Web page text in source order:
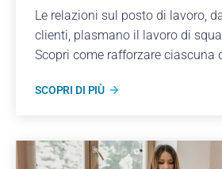
Le relazioni sul posto di lavoro,
clienti, plasmano il lavoro di
Scopri come rafforzare ciascuna
produttività.
SCOPRI DI PIÙ